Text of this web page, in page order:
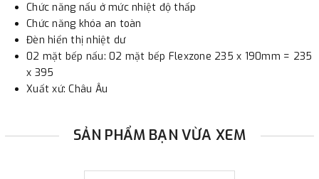
hoặc với những đơn đặt hàng ngoài nội thành Hà Nội.
Chúng tôi sẽ thu tiền trước 100% giá trị hàng + phí vận
chuyển theo cước phí tính trong chính sách vận chuyển
bằng phương thức chuyển khoản trước khi giao hàng.
- Sau khi có thông tin xác thực đã chuyển tiền của quý
Chức năng nấu ở mức nhiệt độ thấp
Chức năng khóa an toàn
Đèn hiển thị nhiệt dư
02 mặt bếp nấu: 02 mặt bếp Flexzone 235 x 190mm = 235
x 395
Xuất xứ: Châu Âu
SẢN PHẨM BẠN VỪA XEM